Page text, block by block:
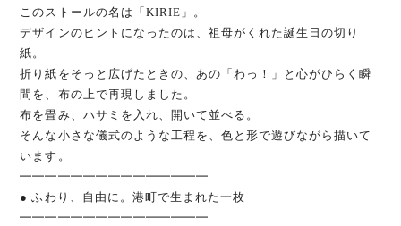
このストールの名は「KIRIE」。
デザインのヒントになったのは、祖母がくれた誕生日の切り
紙。
折り紙をそっと広げたときの、あの「わっ！」と心がひらく瞬
間を、布の上で再現しました。
布を畳み、ハサミを入れ、開いて並べる。
そんな小さな儀式のような工程を、色と形で遊びながら描いて
います。
━━━━━━━━━━━━━━━
● ふわり、自由に。港町で生まれた一枚
━━━━━━━━━━━━━━━